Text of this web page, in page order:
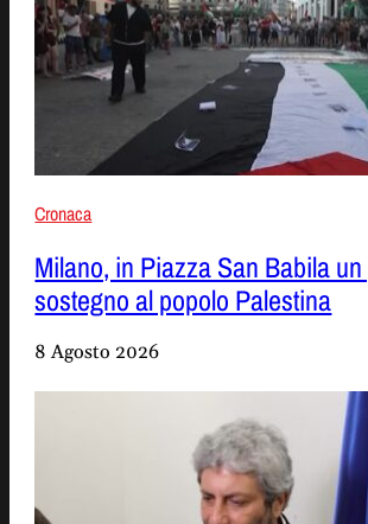
Cronaca
Milano, in Piazza San Babila
sostegno al popolo Palestina
8 Agosto 2026